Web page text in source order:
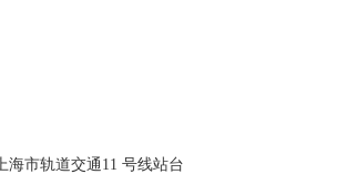
上海市轨道交通11 号线站台